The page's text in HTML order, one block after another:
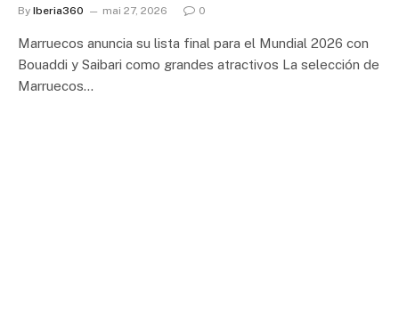
By Iberia360 mai 27, 2026 0
Marruecos anuncia su lista final para el Mundial 2026 con
Bouaddi y Saibari como grandes atractivos La selección de
Marruecos…